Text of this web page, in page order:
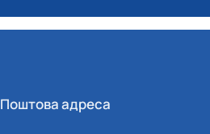
Поштова адреса